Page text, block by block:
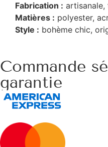
Fabrication : artisanale,
Matières : polyester,
Style : bohème chic,
Commande
garantie